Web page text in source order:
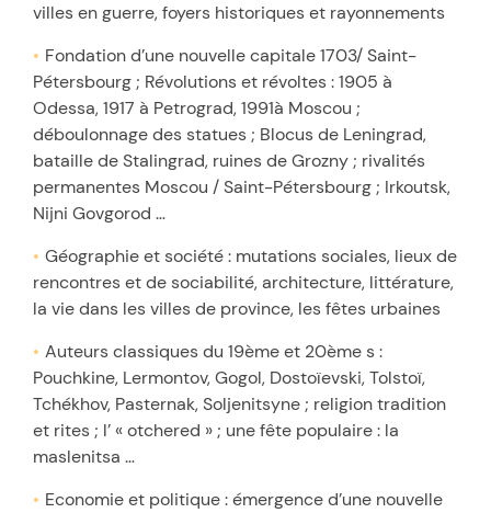
villes en guerre, foyers historiques et rayonnements
Fondation d’une nouvelle capitale 1703/ Saint-
Pétersbourg ; Révolutions et révoltes : 1905 à
Odessa, 1917 à Petrograd, 1991à Moscou ;
déboulonnage des statues ; Blocus de Leningrad,
bataille de Stalingrad, ruines de Grozny ; rivalités
permanentes Moscou / Saint-Pétersbourg ; Irkoutsk,
Nijni Govgorod …
Géographie et société : mutations sociales, lieux de
rencontres et de sociabilité, architecture, littérature,
la vie dans les villes de province, les fêtes urbaines
Auteurs classiques du 19ème et 20ème s :
Pouchkine, Lermontov, Gogol, Dostoïevski, Tolstoï,
Tchékhov, Pasternak, Soljenitsyne ; religion tradition
et rites ; l’ « otchered » ; une fête populaire : la
maslenitsa …
Economie et politique : émergence d’une nouvelle